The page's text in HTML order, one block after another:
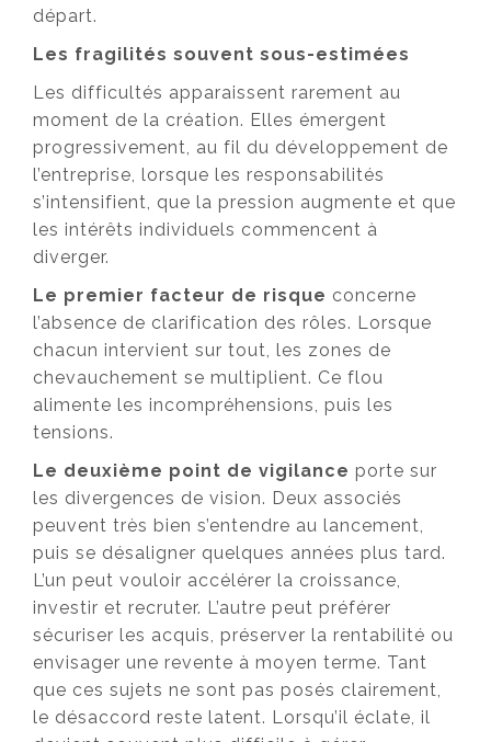
départ.
Les fragilités souvent sous-estimées
Les difficultés apparaissent rarement au
moment de la création. Elles émergent
progressivement, au fil du développement de
l’entreprise, lorsque les responsabilités
s’intensifient, que la pression augmente et que
les intérêts individuels commencent à
diverger.
Le premier facteur de risque concerne
l’absence de clarification des rôles. Lorsque
chacun intervient sur tout, les zones de
chevauchement se multiplient. Ce flou
alimente les incompréhensions, puis les
tensions.
Le deuxième point de vigilance porte sur
les divergences de vision. Deux associés
peuvent très bien s’entendre au lancement,
puis se désaligner quelques années plus tard.
L’un peut vouloir accélérer la croissance,
investir et recruter. L’autre peut préférer
sécuriser les acquis, préserver la rentabilité ou
envisager une revente à moyen terme. Tant
que ces sujets ne sont pas posés clairement,
le désaccord reste latent. Lorsqu’il éclate, il